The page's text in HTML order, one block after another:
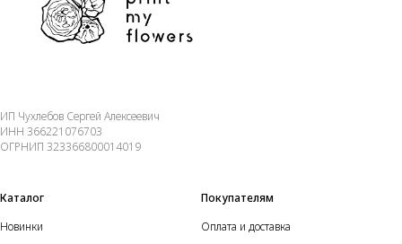
ИП Чухлебов Сергей Алексеевич
ИНН 366221076703
ОГРНИП 323366800014019
Каталог
Новинки
Покупателям
Оплата и доставка